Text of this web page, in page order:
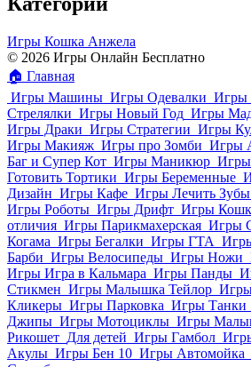
Игры Кошка Анжела
© 2026 Игры Онлайн Бесплатно
🏠 Главная
Игры Машины Игры Одевалки Игры
Стрелялки Игры Новый Год Игры
Игры Драки Игры Стратегии Игры
Игры Макияж Игры про Зомби Игры
Баг и Супер Кот Игры Маникюр Игры
Готовить Тортики Игры Беременные
Дизайн Игры Кафе Игры Лечить Зубы
Игры Роботы Игры Дрифт Игры
отличия Игры Парикмахерская Игры
Когама Игры Бегалки Игры ГТА
Барби Игры Велосипеды Игры Ножи
Игры Игра в Кальмара Игры Панды
Стикмен Игры Малышка Тейлор
Кликеры Игры Парковка Игры Танки
Джипы Игры Мотоциклы Игры
Рикошет Для детей Игры Гамбол
Акулы Игры Бен 10 Игры Автомойка